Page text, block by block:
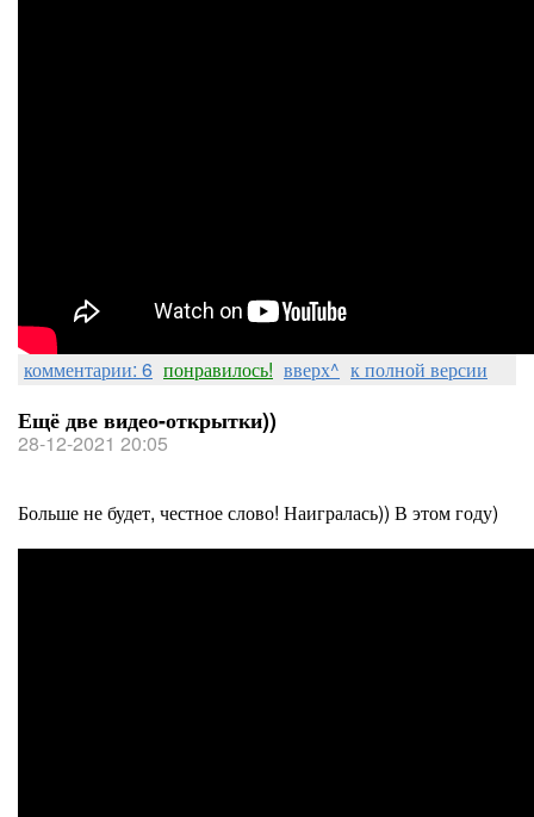
комментарии: 6 понравилось! вверх^ к полной версии
Ещё две видео-открытки))
28-12-2021 20:05
Больше не будет, честное слово! Наигралась)) В этом году)